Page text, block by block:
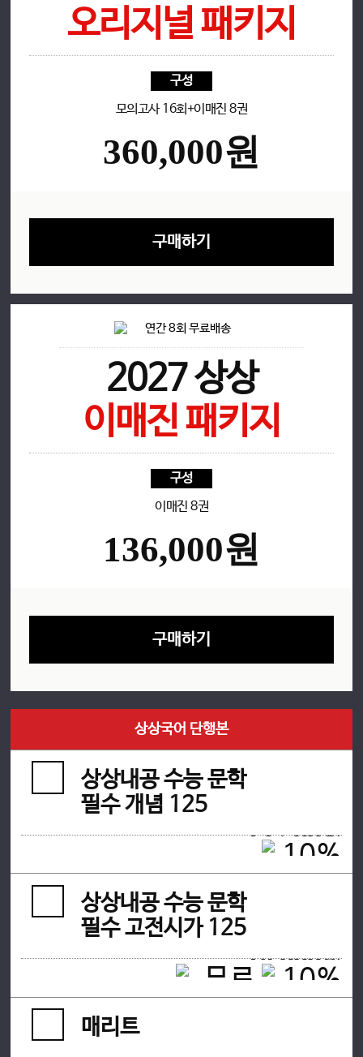
오리지널 패키지
구성
모의고사 16회+이매진 8권
360,000원
구매하기
2027 상상
이매진 패키지
구성
이매진 8권
136,000원
구매하기
상상국어 단행본
상상내공 수능 문학
필수 개념 125
13,500원
상상내공 수능 문학
필수 고전시가 125
18,000원
매리트